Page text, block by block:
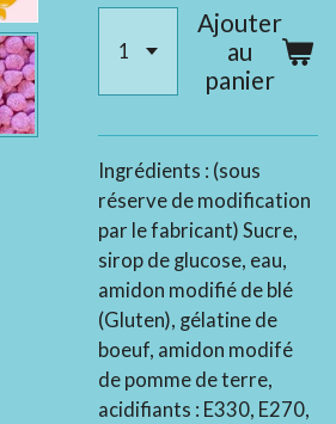
Ajouter
au
panier
Ingrédients : (sous
réserve de modification
par le fabricant) Sucre,
sirop de glucose, eau,
amidon modifié de blé
(Gluten), gélatine de
boeuf, amidon modifé
de pomme de terre,
acidifiants : E330, E270,